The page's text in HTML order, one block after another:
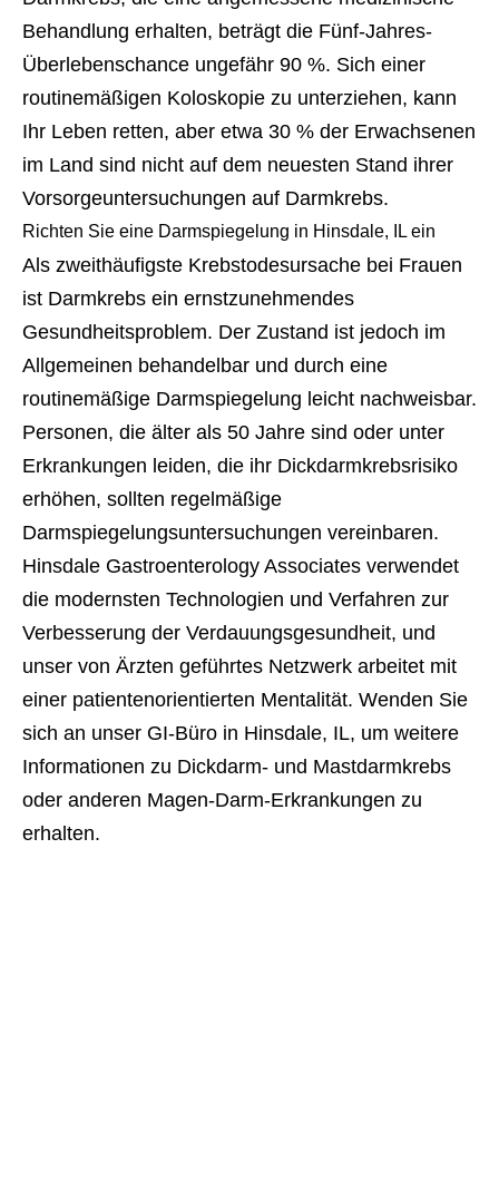
Behandlung erhalten, beträgt die Fünf-Jahres-
Überlebenschance ungefähr 90 %. Sich einer
routinemäßigen Koloskopie zu unterziehen, kann
Ihr Leben retten, aber etwa 30 % der Erwachsenen
im Land sind nicht auf dem neuesten Stand ihrer
Vorsorgeuntersuchungen auf Darmkrebs.
Richten Sie eine Darmspiegelung in Hinsdale, IL ein
Als zweithäufigste Krebstodesursache bei Frauen
ist Darmkrebs ein ernstzunehmendes
Gesundheitsproblem. Der Zustand ist jedoch im
Allgemeinen behandelbar und durch eine
routinemäßige Darmspiegelung leicht nachweisbar.
Personen, die älter als 50 Jahre sind oder unter
Erkrankungen leiden, die ihr Dickdarmkrebsrisiko
erhöhen, sollten regelmäßige
Darmspiegelungsuntersuchungen vereinbaren.
Hinsdale Gastroenterology Associates verwendet
die modernsten Technologien und Verfahren zur
Verbesserung der Verdauungsgesundheit, und
unser von Ärzten geführtes Netzwerk arbeitet mit
einer patientenorientierten Mentalität. Wenden Sie
sich an unser GI-Büro in Hinsdale, IL, um weitere
Informationen zu Dickdarm- und Mastdarmkrebs
oder anderen Magen-Darm-Erkrankungen zu
erhalten.